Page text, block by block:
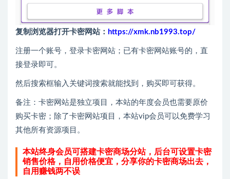
复制浏览器打开卡密网站： https://xmk.nb1993.top/
注册一个账号，登录卡密网站；已有卡密网站账号的，直
接登录即可。
然后搜索框输入关键词搜索就能找到，购买即可获得。
备注：卡密网站是独立项目，本站的年度会员也需要原价
购买卡密；除了卡密网站项目，本站vip会员可以免费学习
其他所有资源项目。
本站终身会员可搭建卡密商场分站，后台可设置卡密
销售价格，自用价格便宜，分享你的卡密商场出去，
自用赚钱两不误